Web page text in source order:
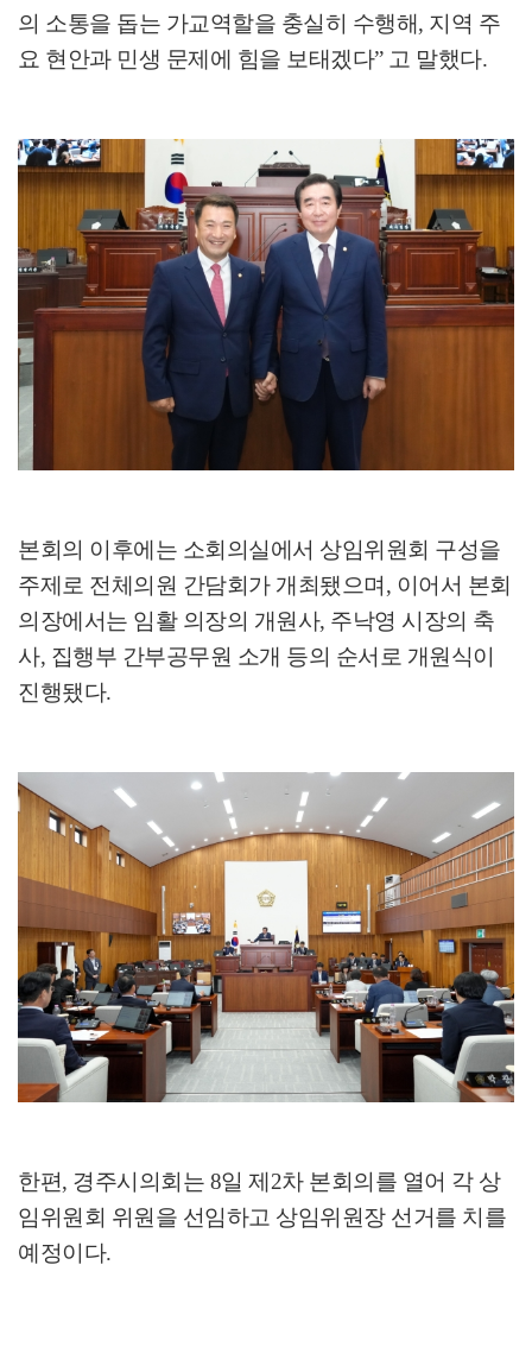
의 소통을 돕는 가교역할을 충실히 수행해, 지역 주
요 현안과 민생 문제에 힘을 보태겠다” 고 말했다.
본회의 이후에는 소회의실에서 상임위원회 구성을
주제로 전체의원 간담회가 개최됐으며, 이어서 본회
의장에서는 임활 의장의 개원사, 주낙영 시장의 축
사, 집행부 간부공무원 소개 등의 순서로 개원식이
진행됐다.
한편, 경주시의회는 8일 제 2차 본회의를 열어 각 상
임위원회 위원을 선임하고 상임위원장 선거를 치를
예정이다.